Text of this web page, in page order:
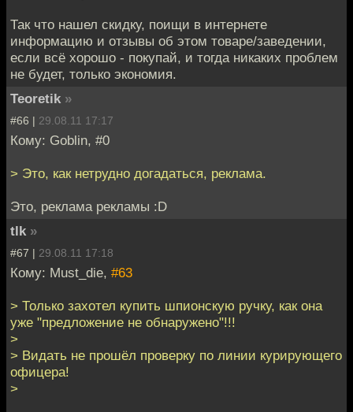
Так что нашел скидку, поищи в интернете
информацию и отзывы об этом товаре/заведении,
если всё хорошо - покупай, и тогда никаких проблем
не будет, только экономия.
Teoretik »
#66 | 29.08.11 17:17
Кому: Goblin, #0
> Это, как нетрудно догадаться, реклама.
Это, реклама рекламы :D
tlk »
#67 | 29.08.11 17:18
Кому: Must_die, #63
> Только захотел купить шпионскую ручку, как она
уже "предложение не обнаружено"!!!
>
> Видать не прошёл проверку по линии курирующего
офицера!
>